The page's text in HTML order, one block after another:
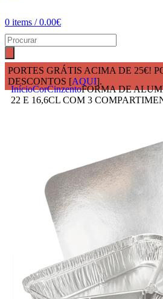
0 items / 0.00€
PORTES GRÁTIS ACIMA DE 25€!
DESCONTOS [AQUI].
InícioCorCinzentoFORMA DE
22 E 16,6CL COM 3